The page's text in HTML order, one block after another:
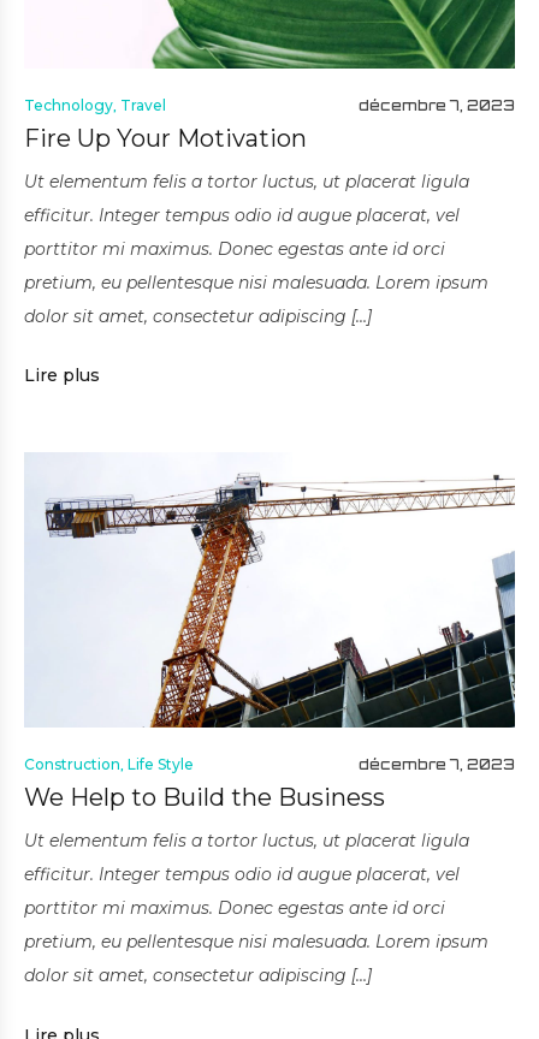
Technology Travel décembre 7, 2023
Fire Up Your Motivation
Ut elementum felis a tortor luctus, ut placerat ligula
efficitur. Integer tempus odio id augue placerat, vel
porttitor mi maximus. Donec egestas ante id orci
pretium, eu pellentesque nisi malesuada. Lorem ipsum
dolor sit amet, consectetur adipiscing […]
Lire plus
Construction, Life Style décembre 7, 2023
We Help to Build the Business
Ut elementum felis a tortor luctus, ut placerat ligula
efficitur. Integer tempus odio id augue placerat, vel
porttitor mi maximus. Donec egestas ante id orci
pretium, eu pellentesque nisi malesuada. Lorem ipsum
dolor sit amet, consectetur adipiscing […]